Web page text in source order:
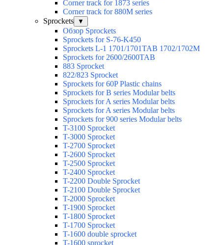
Corner track for 1873 series
Corner track for 880M series
Sprockets
▼
Обзор Sprockets
Sprockets for S-76-K450
Sprockets L-1 1701/1701TAB 1702/1702M
Sprockets for 2600/2600TAB
883 Sprocket
822/823 Sprocket
Sprockets for 60P Plastic chains
Sprockets for B series Modular belts
Sprockets for A series Modular belts
Sprockets for A series Modular belts
Sprockets for 900 series Modular belts
T-3100 Sprocket
T-3000 Sprocket
T-2700 Sprocket
T-2600 Sprocket
T-2500 Sprocket
T-2400 Sprocket
T-2200 Double Sprocket
T-2100 Double Sprocket
T-2000 Sprocket
T-1900 Sprocket
T-1800 Sprocket
T-1700 Sprocket
T-1600 double sprocket
T-1600 sprocket